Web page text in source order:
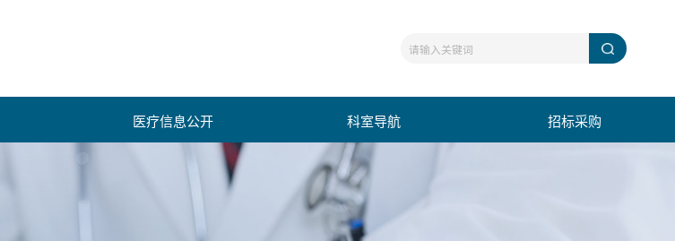
医疗信息公开 科室导航 招标采购